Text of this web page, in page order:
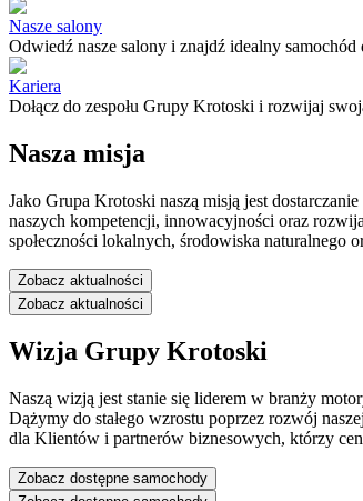
Nasze salony
Odwiedź nasze salony i znajdź idealny samochód
Kariera
Dołącz do zespołu Grupy Krotoski i rozwijaj
Nasza misja
Jako Grupa Krotoski naszą misją jest
naszych kompetencji, innowacyjności oraz
społeczności lokalnych, środowiska naturalnego
Zobacz aktualności
Zobacz aktualności
Wizja Grupy Krotoski
Naszą wizją jest stanie się liderem w branży
Dążymy do stałego wzrostu poprzez rozwój
dla Klientów i partnerów biznesowych, którzy
Zobacz dostępne samochody